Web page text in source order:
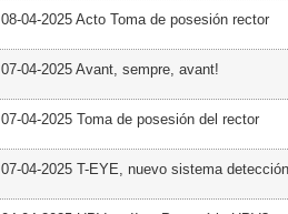
08-04-2025 Acto Toma de posesión rector
07-04-2025 Avant, sempre, avant!
07-04-2025 Toma de posesión del rector
07-04-2025 T-EYE, nuevo sistema